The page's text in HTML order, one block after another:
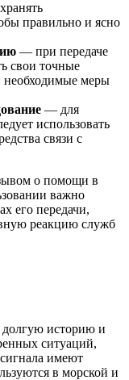
правильно и ясно
— при передаче
свои точные
необходимые меры
— для
использовать
связи с
о помощи в
важно
его передачи,
реакцию служб
историю и
ситуаций,
имеют
в морской и